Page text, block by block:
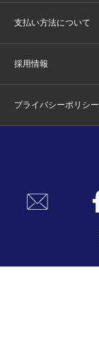
支払い方法について
採用情報
プライバシーポリシー